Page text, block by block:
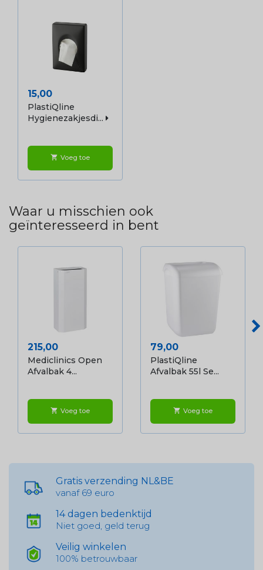
Prijs
15,00
PlastiQline
Hygienezakjesdi...
shopping_cart Voeg toe
Waar u misschien ook
geïnteresseerd in bent
Prijs
215,00
Mediclinics Open
Afvalbak 4...
shopping_cart Voeg toe
Prijs
79,00
PlastiQline
Afvalbak 55l Se...
shopping_cart Voeg toe
Gratis verzending NL&BE
vanaf 69 euro
14 dagen bedenktijd
Niet goed, geld terug
Veilig winkelen
100% betrouwbaar